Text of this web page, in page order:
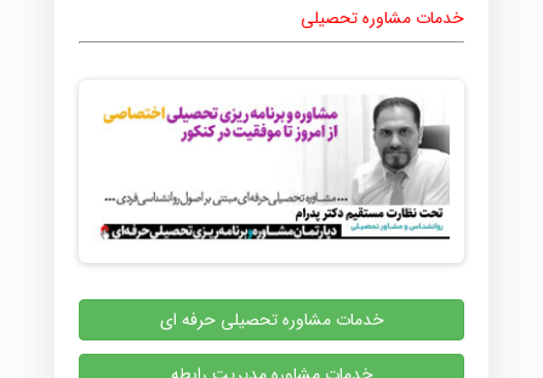
خدمات مشاوره تحصیلی
خدمات مشاوره تحصیلی حرفه ای